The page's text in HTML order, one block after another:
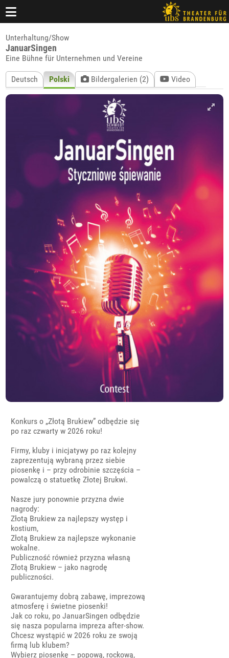
Unterhaltung/Show
JanuarSingen
Eine Bühne für Unternehmen und Vereine
Deutsch Polski Bildergalerien (2) Video
Konkurs o „Złotą Brukiew” odbędzie się
po raz czwarty w 2026 roku!
Firmy, kluby i inicjatywy po raz kolejny
zaprezentują wybraną przez siebie
piosenkę i – przy odrobinie szczęścia –
powalczą o statuetkę Złotej Brukwi.
Nasze jury ponownie przyzna dwie
nagrody:
Złotą Brukiew za najlepszy występ i
kostium,
Złotą Brukiew za najlepsze wykonanie
wokalne.
Publiczność również przyzna własną
Złotą Brukiew – jako nagrodę
publiczności.
Gwarantujemy dobrą zabawę, imprezową
atmosferę i świetne piosenki!
Jak co roku, po JanuarSingen odbędzie
się nasza popularna impreza after-show.
Chcesz wystąpić w 2026 roku ze swoją
firmą lub klubem?
Wybierz piosenkę – popową, rockową,